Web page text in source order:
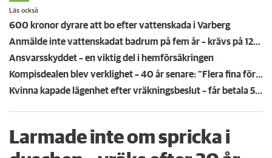
Läs också
600 kronor dyrare att bo efter vattenskada i Varberg
Anmälde inte vattenskadat badrum på fem år – krävs på 125 000 kronor
Ansvarsskyddet – en viktig del i hemförsäkringen
Kompisdealen blev verklighet – 40 år senare: "Flera fina fördelar med att dela bostad"
Kvinna kapade lägenhet efter vräkningsbeslut – får betala 50 000
Larmade inte om spricka i